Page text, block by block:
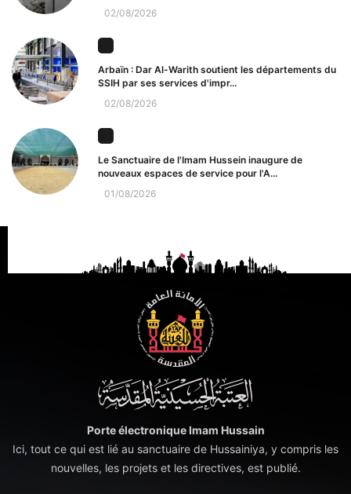
02/08/2026
Arbaïn : Dar Al-Warith soutient les départements du
SSIH par ses services d'impr...
02/08/2026
Le Sanctuaire de l'Imam Hussein inaugure de
nouveaux espaces de service pour l'A...
01/08/2026
Porte électronique Imam Hussain
Ici, tout ce qui est lié au sanctuaire de Hussainiya, y compris les
nouvelles, les projets et les directives, est publié.